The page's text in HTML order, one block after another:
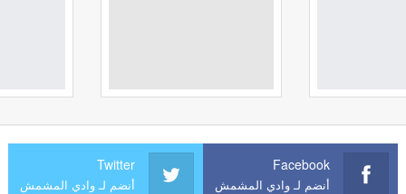
Facebook
أنضم لـ وادي المشمش
Twitter
أنضم لـ وادي المشمش